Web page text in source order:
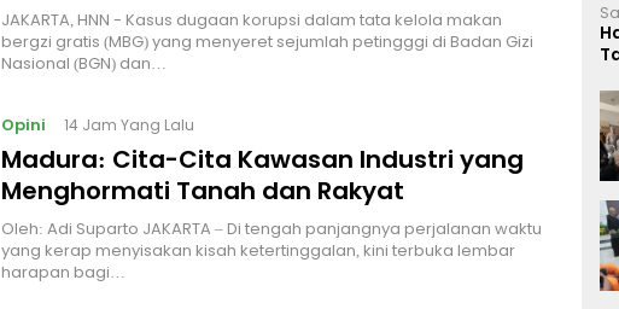
JAKARTA, HNN - Kasus dugaan korupsi dalam tata kelola makan
bergzi gratis (MBG) yang menyeret sejumlah petingggi di Badan Gizi
Nasional (BGN) dan…
Opini 14 Jam Yang Lalu
Madura: Cita-Cita Kawasan Industri yang
Menghormati Tanah dan Rakyat
Oleh: Adi Suparto JAKARTA – Di tengah panjangnya perjalanan waktu
yang kerap menyisakan kisah ketertinggalan, kini terbuka lembar
harapan bagi…